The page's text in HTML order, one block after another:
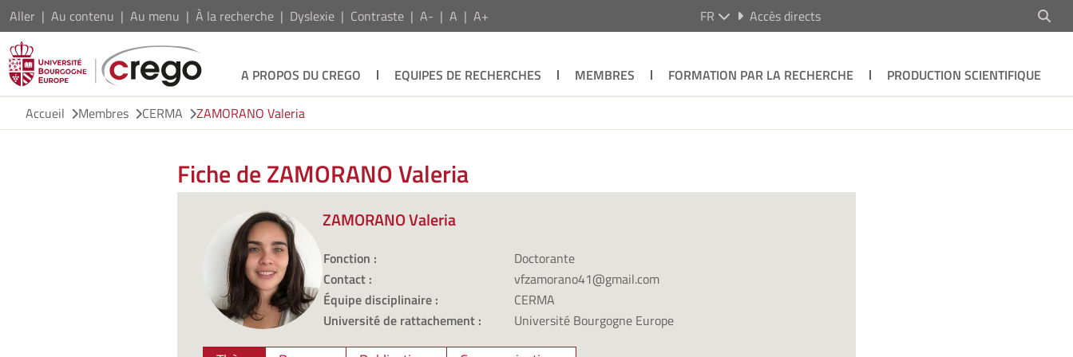
Aller Au contenu Au menu À la recherche Dyslexie Contraste A- A A+ FR Accès directs
A PROPOS DU CREGO EQUIPES DE RECHERCHES MEMBRES FORMATION PAR LA RECHERCHE
PRODUCTION SCIENTIFIQUE
Accueil
Membres CERMA ZAMORANO Valeria
Fiche de ZAMORANO Valeria
ZAMORANO Valeria
Fonction :
Doctorante
Contact :
vfzamorano41@gmail.com
Équipe disciplinaire :
CERMA
Université de rattachement :
Université Bourgogne Europe